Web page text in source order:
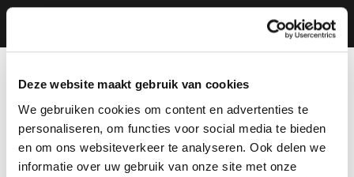
Deze website maakt gebruik van cookies
We gebruiken cookies om content en advertenties te
personaliseren, om functies voor social media te bieden
en om ons websiteverkeer te analyseren. Ook delen we
informatie over uw gebruik van onze site met onze